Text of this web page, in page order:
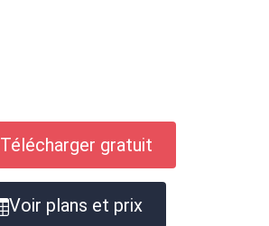
Télécharger gratuit
Voir plans et prix